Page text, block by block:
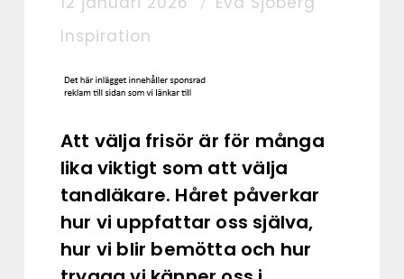
Inspiration
Att välja frisör är för många
lika viktigt som att välja
tandläkare. Håret påverkar
hur vi uppfattar oss själva,
hur vi blir bemötta och hur